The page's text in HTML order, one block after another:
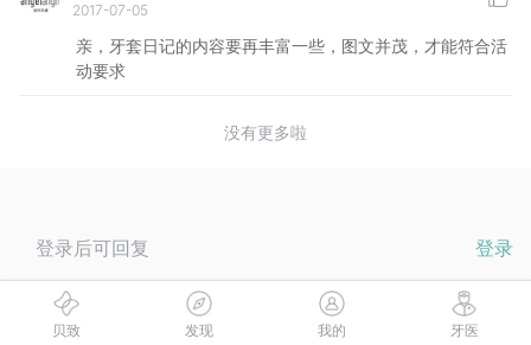
2017-07-05
亲，牙套日记的内容要再丰富一些，图文并茂，才能符合活
动要求
没有更多啦
登录后可回复 登录
贝致 发现 我的 牙医